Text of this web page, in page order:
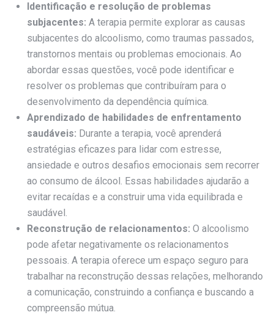
Identificação e resolução de problemas
subjacentes: A terapia permite explorar as causas
subjacentes do alcoolismo, como traumas passados,
transtornos mentais ou problemas emocionais. Ao
abordar essas questões, você pode identificar e
resolver os problemas que contribuíram para o
desenvolvimento da dependência química.
Aprendizado de habilidades de enfrentamento
saudáveis: Durante a terapia, você aprenderá
estratégias eficazes para lidar com estresse,
ansiedade e outros desafios emocionais sem recorrer
ao consumo de álcool. Essas habilidades ajudarão a
evitar recaídas e a construir uma vida equilibrada e
saudável.
Reconstrução de relacionamentos: O alcoolismo
pode afetar negativamente os relacionamentos
pessoais. A terapia oferece um espaço seguro para
trabalhar na reconstrução dessas relações, melhorando
a comunicação, construindo a confiança e buscando a
compreensão mútua.